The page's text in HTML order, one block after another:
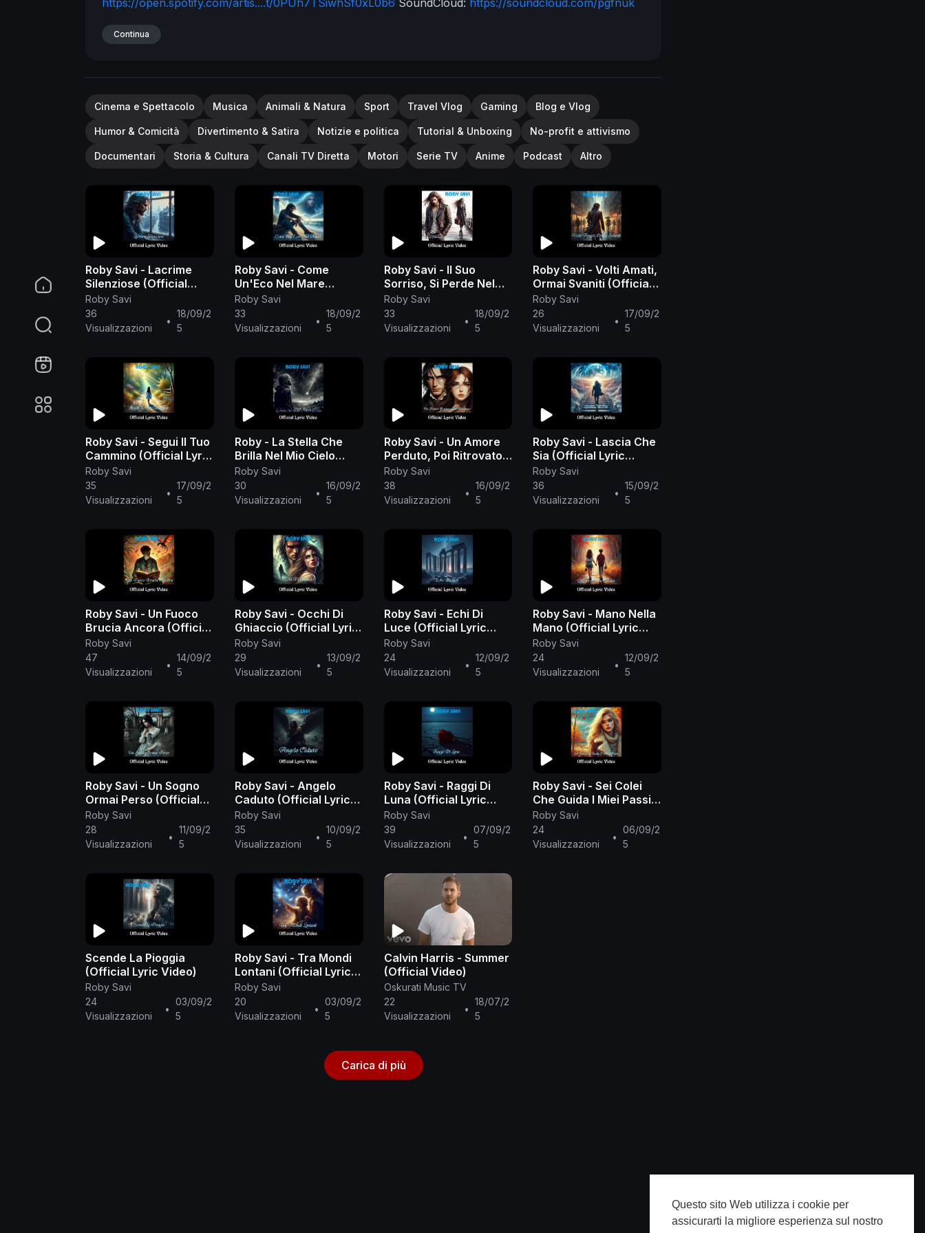
Questo sito Web utilizza i cookie per
assicurarti la migliore esperienza sul nostro
https://open.spotify.com/artis....t/0PUh7TSiwhSf0xL0b6 SoundCloud: https://soundcloud.com/pgfnuk
Continua
Cinema e Spettacolo Musica Animali & Natura Sport Travel Vlog Gaming Blog e Vlog
Humor & Comicità Divertimento & Satira Notizie e politica Tutorial & Unboxing No-profit e attivismo
Documentari Storia & Cultura Canali TV Diretta Motori Serie TV Anime Podcast Altro
Roby Savi - Lacrime
Silenziose (Official
Lyric Video)
Roby Savi
36
Visualizzazioni
•
18/09/2
5
Roby Savi - Come
Un'Eco Nel Mare
(Official Lyric Video)
Roby Savi
33
Visualizzazioni
•
18/09/2
5
Roby Savi - Il Suo
Sorriso, Si Perde Nel
Vento (Official Lyric
Video)
Roby Savi
33
Visualizzazioni
•
18/09/2
5
Roby Savi - Volti Amati,
Ormai Svaniti (Official
Lyric Video)
Roby Savi
26
Visualizzazioni
•
17/09/2
5
Roby Savi - Segui Il Tuo
Cammino (Official Lyric
Video)
Roby Savi
35
Visualizzazioni
•
17/09/2
5
Roby - La Stella Che
Brilla Nel Mio Cielo
(Official Lyric Video)
Roby Savi
30
Visualizzazioni
•
16/09/2
5
Roby Savi - Un Amore
Perduto, Poi Ritrovato
(Official Lyric Video)
Roby Savi
38
Visualizzazioni
•
16/09/2
5
Roby Savi - Lascia Che
Sia (Official Lyric
Video)
Roby Savi
36
Visualizzazioni
•
15/09/2
5
Roby Savi - Un Fuoco
Brucia Ancora (Official
Lyric Video)
Roby Savi
47
Visualizzazioni
•
14/09/2
5
Roby Savi - Occhi Di
Ghiaccio (Official Lyric
Video)
Roby Savi
29
Visualizzazioni
•
13/09/2
5
Roby Savi - Echi Di
Luce (Official Lyric
Video)
Roby Savi
24
Visualizzazioni
•
12/09/2
5
Roby Savi - Mano Nella
Mano (Official Lyric
Video)
Roby Savi
24
Visualizzazioni
•
12/09/2
5
Roby Savi - Un Sogno
Ormai Perso (Official
Lyric Video)
Roby Savi
28
Visualizzazioni
•
11/09/2
5
Roby Savi - Angelo
Caduto (Official Lyric
Video)
Roby Savi
35
Visualizzazioni
•
10/09/2
5
Roby Savi - Raggi Di
Luna (Official Lyric
Video)
Roby Savi
39
Visualizzazioni
•
07/09/2
5
Roby Savi - Sei Colei
Che Guida I Miei Passi
(Official Lyric Video)
Roby Savi
24
Visualizzazioni
•
06/09/2
5
Scende La Pioggia
(Official Lyric Video)
Roby Savi
24
Visualizzazioni
•
03/09/2
5
Roby Savi - Tra Mondi
Lontani (Official Lyric
Video)
Roby Savi
20
Visualizzazioni
•
03/09/2
5
Calvin Harris - Summer
(Official Video)
Oskurati Music TV
22
Visualizzazioni
•
18/07/2
5
Carica di più